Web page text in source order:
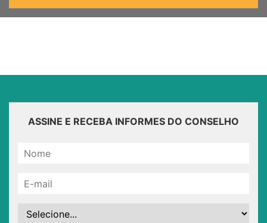
ASSINE E RECEBA INFORMES DO CONSELHO